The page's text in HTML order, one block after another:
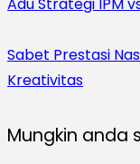
Sabet Prestasi
Kreativitas
Mungkin anda